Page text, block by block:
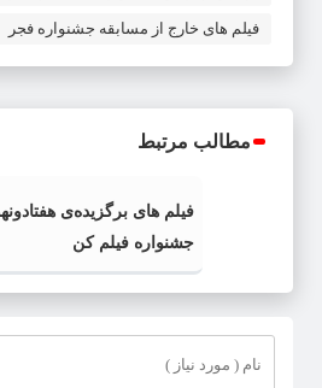
فیلم های خارج از مسابقه جشنواره فجر
مطالب مرتبط
فیلم های برگزیده‌ی
جشنواره فیلم کن